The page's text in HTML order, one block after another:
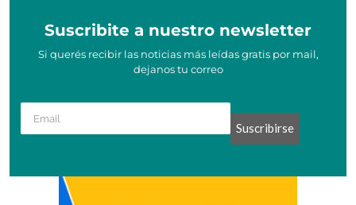
Suscribite a nuestro newsletter
Si querés recibir las noticias más leídas gratis por mail,
dejanos tu correo
Suscribirse